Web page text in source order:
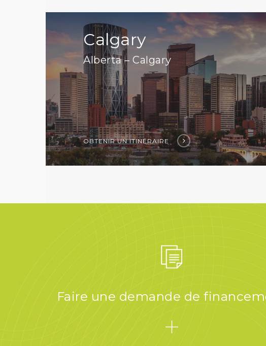
Calgary
Alberta – Calgary
OBTENIR UN ITINÉRAIRE
Faire une demande de